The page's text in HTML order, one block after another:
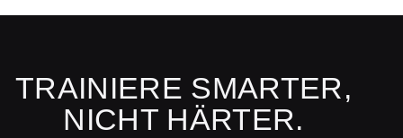
TRAINIERE SMARTER,
NICHT HÄRTER.